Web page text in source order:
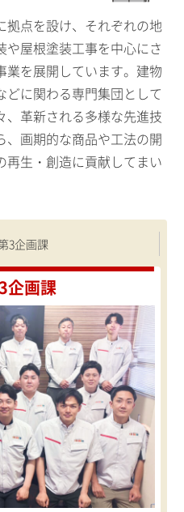
拠点を設け、それぞれの地
屋根塗装工事を中心にさ
業を展開しています。建物
に関わる専門集団として
、革新される多様な先進技
、画期的な商品や工法の開
再生・創造に貢献してまい
3企画課
企画課